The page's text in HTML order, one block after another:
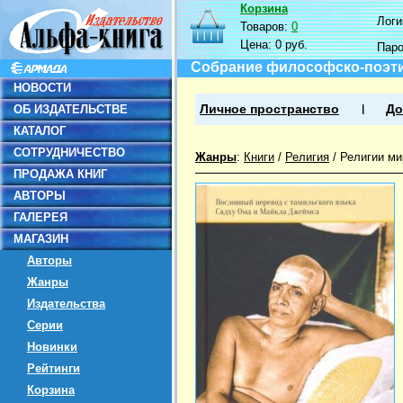
НОВОСТИ
ОБ ИЗДАТЕЛЬСТВЕ
КАТАЛОГ
СОТРУДНИЧЕСТВО
ПРОДАЖА КНИГ
АВТОРЫ
ГАЛЕРЕЯ
МАГАЗИН
Авторы
Жанры
Издательства
Серии
Новинки
Рейтинги
Корзина
Корзина
Товаров:0
Цена:0 руб.
Собрание философско-
Личное пространство
Жанры: Книги / Религия / Религии